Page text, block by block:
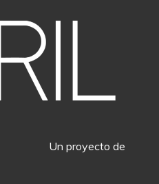
Un proyecto de